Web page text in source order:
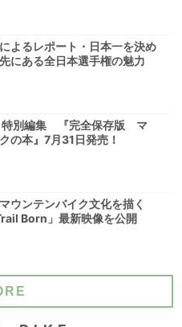
よるレポート・日本一を決め
にある全日本選手権の魅力
特別編集 『完全保存版 マ
の本』7月31日発売！
ウンテンバイク文化を描く
Born」最新映像を公開